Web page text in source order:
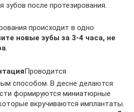
зубов после протезирования.
происходит в одно
новые зубы за 3-4 часа, не
.
Проводится
способом. В десне делаются
формируются миниатюрные
вкручиваются имплантаты.